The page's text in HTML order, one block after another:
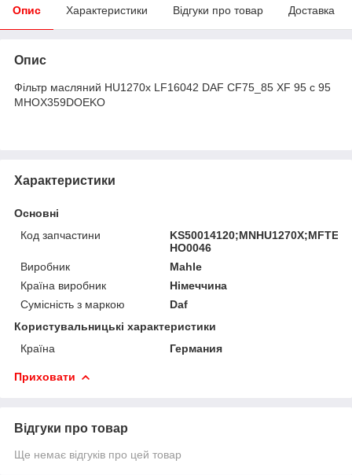
Опис Характеристики Відгуки про товар Доставка
Опис
Фільтр масляний HU1270х LF16042 DAF CF75_85 XF 95 c 95
MHOX359DOEKO
Характеристики
Основні
Код запчастини
HO0046
Виробник
Mahle
Країна виробник
Німеччина
Сумісність з маркою
Daf
Користувальницькі характеристики
Країна
Германия
Приховати
Відгуки про товар
Ще немає відгуків про цей товар